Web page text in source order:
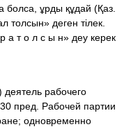
болса, ұрды құдай (Қаз.
толсын» деген тілек.
а т о л с ы н» деу керек
рабочего
пред. Рабочей партии
одновременно